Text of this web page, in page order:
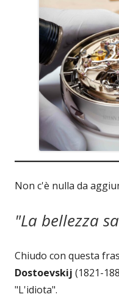
Non c'è nulla da
"La bellezza
Chiudo con questa
Dostoevskij (1821-
"L'idiota".